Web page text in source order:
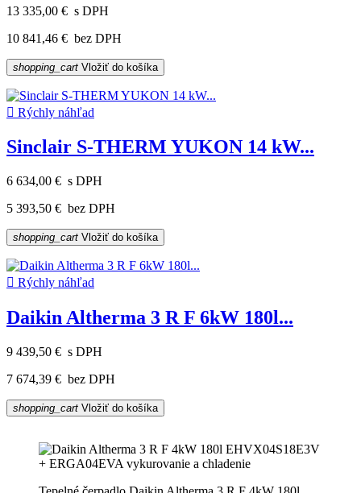
13 335,00 € s DPH
10 841,46 € bez DPH
shopping_cart Vložiť do košíka
 Rýchly náhľad
Sinclair S-THERM YUKON 14 kW...
6 634,00 € s DPH
5 393,50 € bez DPH
shopping_cart Vložiť do košíka
 Rýchly náhľad
Daikin Altherma 3 R F 6kW 180l...
9 439,50 € s DPH
7 674,39 € bez DPH
shopping_cart Vložiť do košíka